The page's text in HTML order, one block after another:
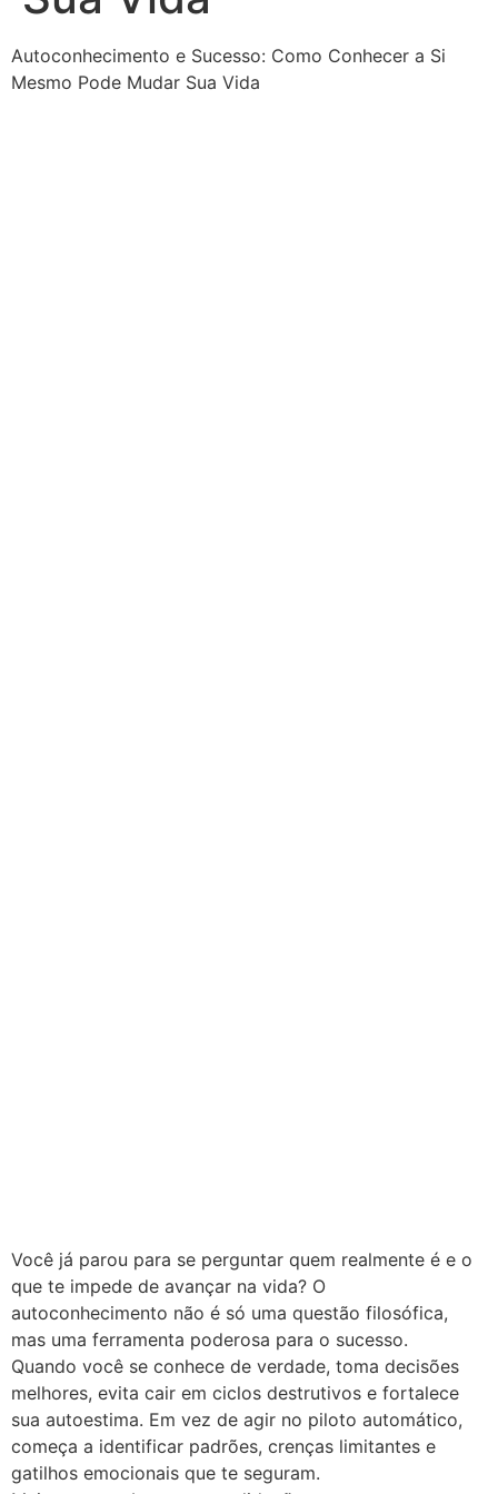
Autoconhecimento e Sucesso: Como Conhecer a Si
Mesmo Pode Mudar Sua Vida
Você já parou para se perguntar quem realmente é e o
que te impede de avançar na vida? O
autoconhecimento não é só uma questão filosófica,
mas uma ferramenta poderosa para o sucesso.
Quando você se conhece de verdade, toma decisões
melhores, evita cair em ciclos destrutivos e fortalece
sua autoestima. Em vez de agir no piloto automático,
começa a identificar padrões, crenças limitantes e
gatilhos emocionais que te seguram.